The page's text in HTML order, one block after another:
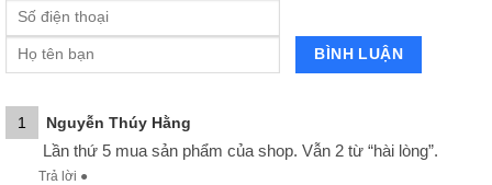
1 Nguyễn Thúy Hằng
Lần thứ 5 mua sản phẩm của shop. Vẫn 2 từ “hài lòng”.
Trả lời ●